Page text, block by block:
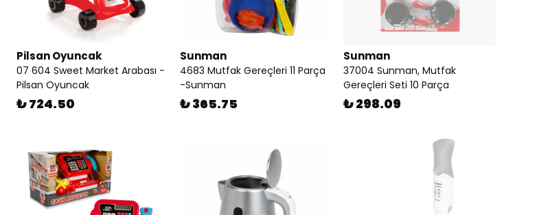
Pilsan Oyuncak
07 604 Sweet Market Arabası -
Pilsan Oyuncak
₺ 724.50
Sunman
4683 Mutfak Gereçleri 11 Parça
-Sunman
₺ 365.75
Sunman
37004 Sunman, Mutfak
Gereçleri Seti 10 Parça
₺ 298.09